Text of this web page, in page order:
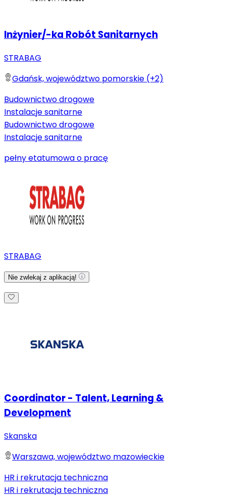
Inżynier/-ka Robót Sanitarnych
STRABAG
Gdańsk, województwo pomorskie (+2)
Budownictwo drogowe
Instalacje sanitarne
Budownictwo drogowe
Instalacje sanitarne
pełny etatumowa o pracę
STRABAG
Nie zwlekaj z aplikacją!
Coordinator - Talent, Learning &
Development
Skanska
Warszawa, województwo mazowieckie
HR i rekrutacja techniczna
HR i rekrutacja techniczna